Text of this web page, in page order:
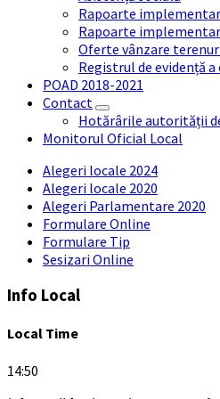
Rapoarte
Rapoarte
Oferte vânzare
Registrul de evidență
POAD 2018-2021
Contact
Hotărârile autorității
Monitorul Oficial Local
Alegeri locale 2024
Alegeri locale 2020
Alegeri Parlamentare 2020
Formulare Online
Formulare Tip
Sesizari Online
Info Local
Local Time
14:50